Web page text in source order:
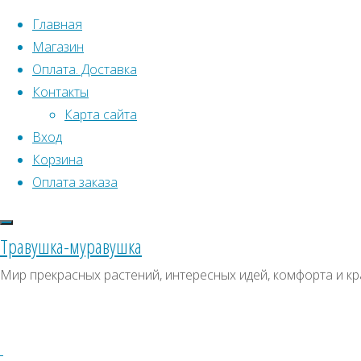
Перейти к содержимому
Главная
Магазин
Оплата. Доставка
Контакты
Карта сайта
Вход
Корзина
Оплата заказа
Травушка-муравушка
Мир прекрасных растений, интересных идей, комфорта и
Что искать:
Родиола,
золотой
Купить
Искать:
СКИДКИ, АКЦИИ
Архивы